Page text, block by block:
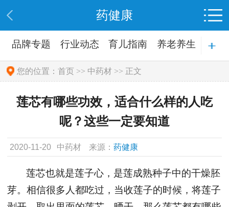
药健康
品牌专题 行业动态 育儿指南
养老养生
生活必备
您的位置：首页 >> 中药材 >> 正文
莲芯有哪些功效，适合什么样的人吃
呢？这些一定要知道
2020-11-20 中药材 来源： 药健康
莲芯也就是莲子心，是莲成熟种子中的干燥胚
芽。相信很多人都吃过，当收莲子的时候，将莲子